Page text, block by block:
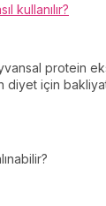
kullanılır?
protein
için